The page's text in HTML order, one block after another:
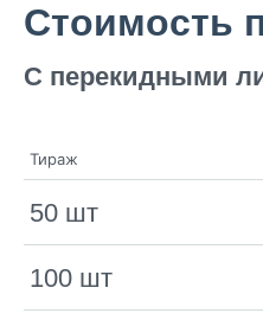
Стоимость
С перекидными
Тираж
50 шт
100 шт